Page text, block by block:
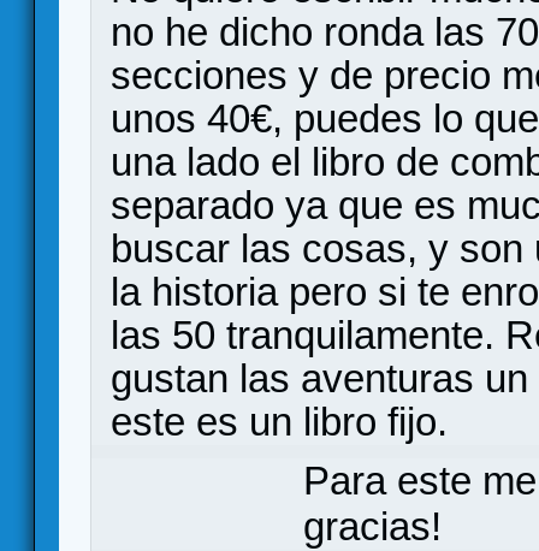
no he dicho ronda las
secciones y de precio
unos 40€, puedes lo
una lado el libro de
separado ya que es
buscar las cosas, y
la historia pero si te
las 50 tranquilamente.
gustan las aventuras
este es un libro fijo.
Para este
gracias!